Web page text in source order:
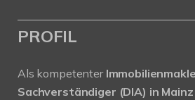
PROFIL
Als kompetenter
Sachverständiger (DIA) in